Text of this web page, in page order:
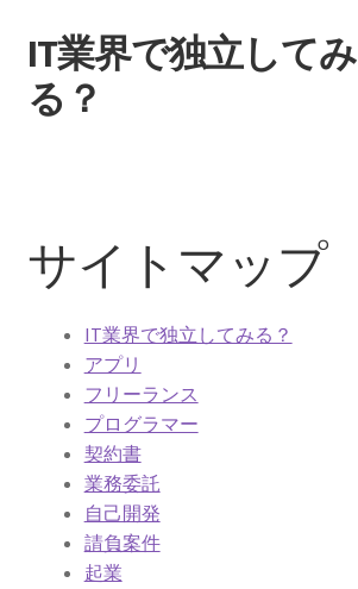
ナ
ビ
ゲ
へ
ス
コ
ン
テ
キ
ッ
IT業界で独立してみ
る？
契約する際のポイントとは
独立後はどうやって稼ぐのか
自己開発を行なうこともある
フリーに転身する魅力とは
サイトマップ
IT業界で独立してみる？
アプリ
フリーランス
プログラマー
契約書
業務委託
自己開発
請負案件
起業